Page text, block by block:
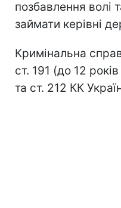
позбавлення волі
займати керівні
Кримінальна
ст. 191 (до 12
та ст. 212 КК